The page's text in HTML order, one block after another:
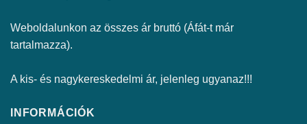
Weboldalunkon az összes ár bruttó (Áfát-t már
tartalmazza).
A kis- és nagykereskedelmi ár, jelenleg ugyanaz!!!
INFORMÁCIÓK